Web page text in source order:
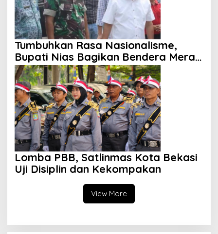
Tumbuhkan Rasa Nasionalisme,
Bupati Nias Bagikan Bendera Merah
Putih
Lomba PBB, Satlinmas Kota Bekasi
Uji Disiplin dan Kekompakan
View More